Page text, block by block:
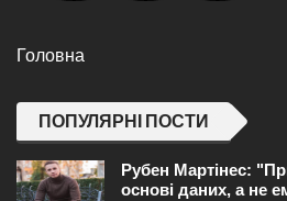
Головна
ПОПУЛЯРНІ ПОСТИ
Рубен Мартінес:
основі даних, а не